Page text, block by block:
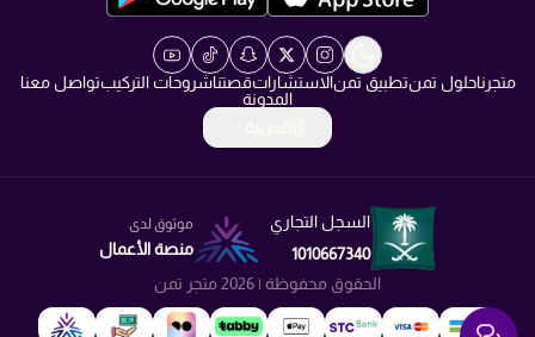
https://t.me/TMN_smart
متجرناحلول تمنتطبيق تمنالاستشاراتقصتناشروحات التركيبتواصل معنا
المدونة
السجل التجاري
1010667340
موثوق لدى
منصة الأعمال
الحقوق محفوظة | 2026
متجر تمن